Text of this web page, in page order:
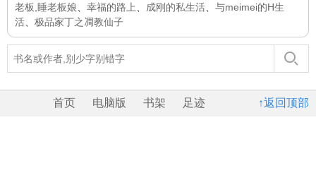
老板,睡老板娘
幸福的路上 成刚的私生活
与meimei的H生
活
极品家丁之凋教仙子
↑返回顶部
首页 电脑版 书架 足迹